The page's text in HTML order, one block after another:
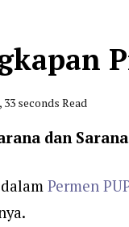
seconds Read
dan
Permen